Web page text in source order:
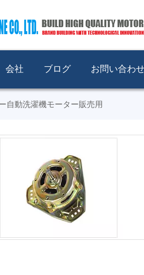
会社 ブログ お問い合わ
自動洗濯機モーター販売用